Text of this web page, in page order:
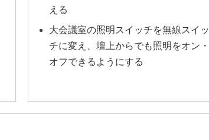
える
大会議室の照明スイッチを無線スイッ
チに変え、壇上からでも照明をオン・
オフできるようにする